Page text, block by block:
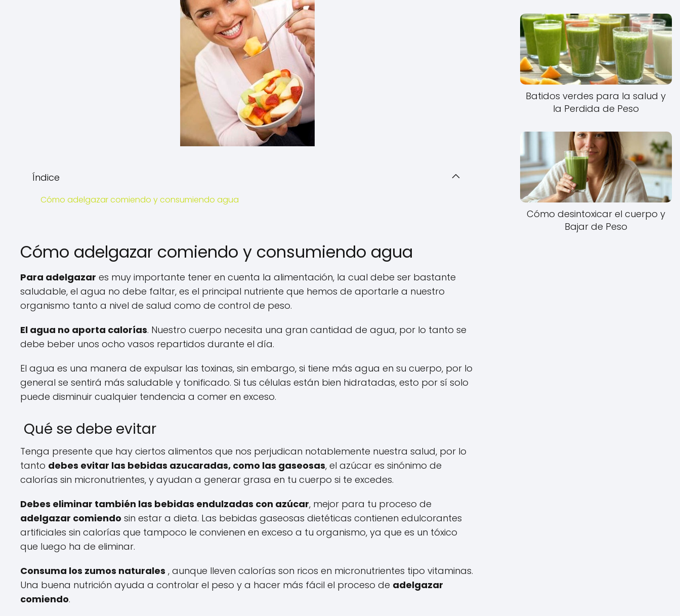
Índice
Cómo adelgazar comiendo y consumiendo agua
Cómo adelgazar comiendo y consumiendo agua
Para adelgazar es muy importante tener en cuenta la alimentación, la cual debe ser bastante
saludable, el agua no debe faltar, es el principal nutriente que hemos de aportarle a nuestro
organismo tanto a nivel de salud como de control de peso.
El agua no aporta calorías. Nuestro cuerpo necesita una gran cantidad de agua, por lo tanto se
debe beber unos ocho vasos repartidos durante el día.
El agua es una manera de expulsar las toxinas, sin embargo, si tiene más agua en su cuerpo, por lo
general se sentirá más saludable y tonificado. Si tus células están bien hidratadas, esto por sí solo
puede disminuir cualquier tendencia a comer en exceso.
Qué se debe evitar
Tenga presente que hay ciertos alimentos que nos perjudican notablemente nuestra salud, por lo
tanto debes evitar las bebidas azucaradas, como las gaseosas, el azúcar es sinónimo de
calorías sin micronutrientes, y ayudan a generar grasa en tu cuerpo si te excedes.
Debes eliminar también las bebidas endulzadas con azúcar, mejor para tu proceso de
adelgazar comiendo sin estar a dieta. Las bebidas gaseosas dietéticas contienen edulcorantes
artificiales sin calorías que tampoco le convienen en exceso a tu organismo, ya que es un tóxico
que luego ha de eliminar.
Consuma los zumos naturales , aunque lleven calorías son ricos en micronutrientes tipo vitaminas.
Una buena nutrición ayuda a controlar el peso y a hacer más fácil el proceso de adelgazar
comiendo.
Batidos verdes para la salud y
la Perdida de Peso
Cómo desintoxicar el cuerpo y
Bajar de Peso